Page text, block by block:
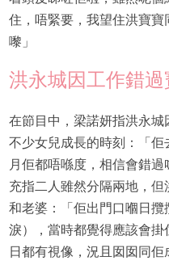
住，唔緊要，我望住洪寶
嚟」
洪永城因工作錯過
在節目中，梁諾妍指洪永
不少女兒成長的時刻：「
月佢都唔喺度，相信會錯
充指二人雖然分隔兩地，
和老婆：「佢出門口嗰日
淚），當時都覺得應該會掛
日都有視像，況且囡囡同